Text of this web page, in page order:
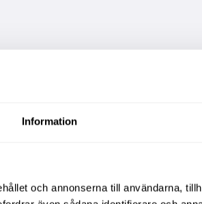
Information
och annonserna till användarna,